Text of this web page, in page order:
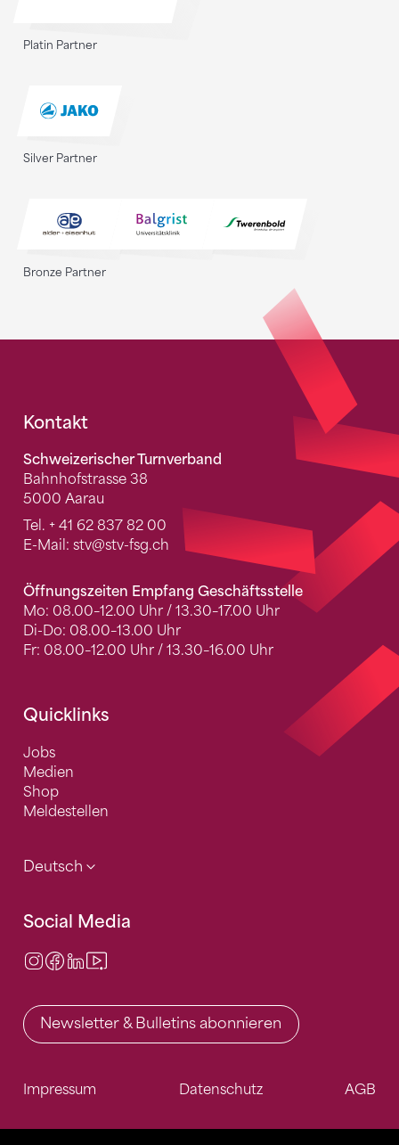
Platin Partner
Silver Partner
Bronze Partner
Fusszeile
Kontakt
Schweizerischer Turnverband
Bahnhofstrasse 38
5000 Aarau
Tel. + 41 62 837 82 00
E-Mail: stv@stv-fsg.ch
Öffnungszeiten Empfang Geschäftsstelle
Mo: 08.00–12.00 Uhr / 13.30–17.00 Uhr
Di-Do: 08.00–13.00 Uhr
Fr: 08.00–12.00 Uhr / 13.30–16.00 Uhr
Quicklinks
Jobs
Medien
Shop
Meldestellen
Deutsch
Social Media
Instagram
Facebook
LinkedIn
Newsletter & Bulletins abonnieren
Impressum Datenschutz AGB